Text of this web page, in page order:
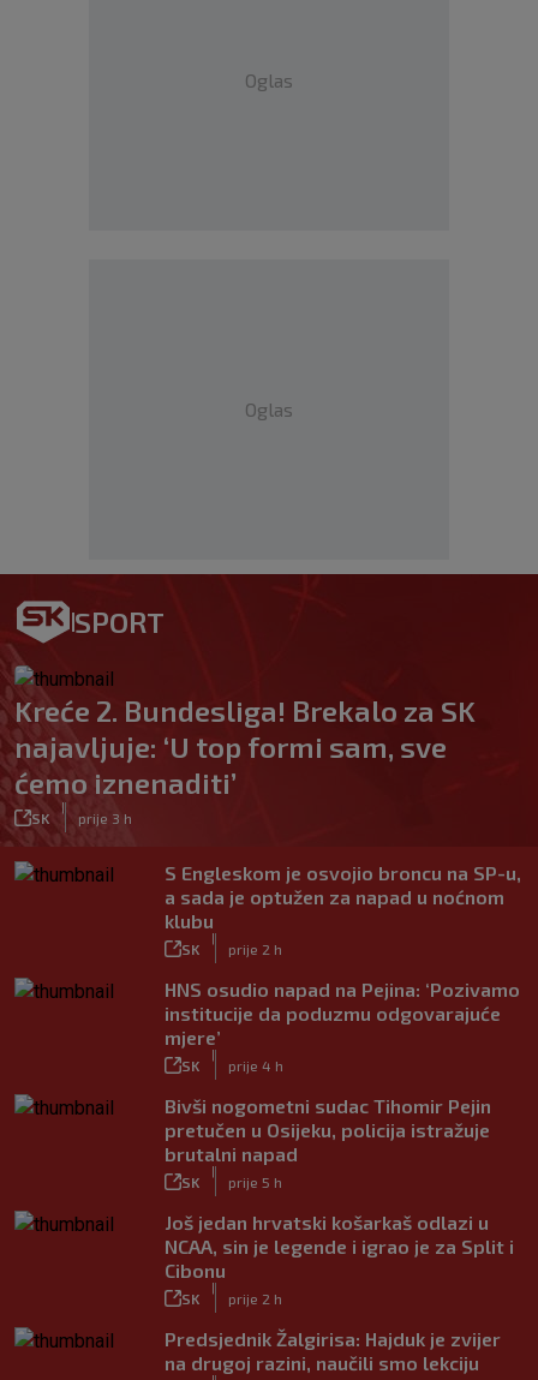
Oglas
Oglas
SPORT
Kreće 2. Bundesliga! Brekalo za SK
najavljuje: ‘U top formi sam, sve
ćemo iznenaditi’
SK prije 3 h
S Engleskom je osvojio broncu na SP-u,
a sada je optužen za napad u noćnom
klubu
SK prije 2 h
HNS osudio napad na Pejina: ‘Pozivamo
institucije da poduzmu odgovarajuće
mjere’
SK prije 4 h
Bivši nogometni sudac Tihomir Pejin
pretučen u Osijeku, policija istražuje
brutalni napad
SK prije 5 h
Još jedan hrvatski košarkaš odlazi u
NCAA, sin je legende i igrao je za Split i
Cibonu
SK prije 2 h
Predsjednik Žalgirisa: Hajduk je zvijer
na drugoj razini, naučili smo lekciju